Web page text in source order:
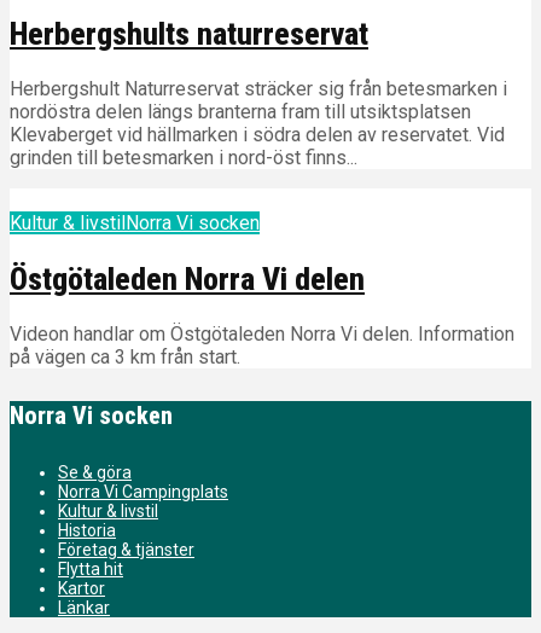
Herbergshults naturreservat
Herbergshult Naturreservat sträcker sig från betesmarken i
nordöstra delen längs branterna fram till utsiktsplatsen
Klevaberget vid hällmarken i södra delen av reservatet. Vid
grinden till betesmarken i nord-öst finns...
Kultur & livstil Norra Vi socken
Östgötaleden Norra Vi delen
Videon handlar om Östgötaleden Norra Vi delen. Information
på vägen ca 3 km från start.
Norra Vi socken
Se & göra
Norra Vi Campingplats
Kultur & livstil
Historia
Företag & tjänster
Flytta hit
Kartor
Länkar